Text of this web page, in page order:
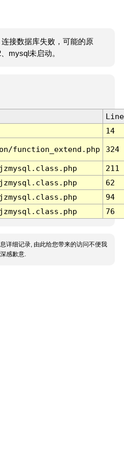
接数据库失败，可能的原
mysql未启动。
Line
14
function_extend.php 324
211
62
94
76
详细记录, 由此给您带来的访问不便我
感歉意.